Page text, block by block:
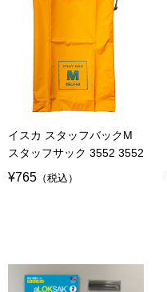
イスカ スタッフバックM
スタッフサック 3552 3552
¥765 （税込）